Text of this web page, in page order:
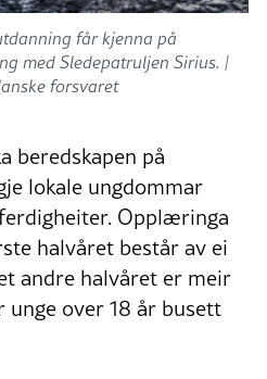
får kjenna på
med Sledepatruljen Sirius. |
forsvaret
beredskapen på
lokale ungdommar
Opplæringa
halvåret består av ei
andre halvåret er meir
unge over 18 år busett